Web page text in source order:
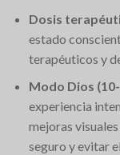
Dosis
estado
terapéuticos y
Modo Dios
experiencia
mejoras
seguro y evitar